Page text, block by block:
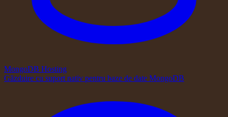
MongoDB Hosting
Găzduire cu suport nativ pentru baze de date MongoDB